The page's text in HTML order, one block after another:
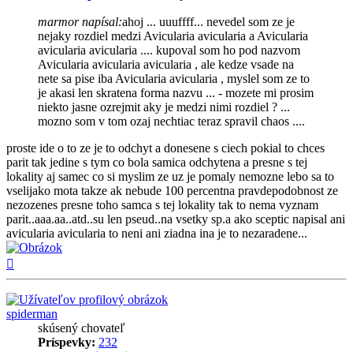
marmor napísal:ahoj ... uuuffff... nevedel som ze je
nejaky rozdiel medzi Avicularia avicularia a Avicularia
avicularia avicularia .... kupoval som ho pod nazvom
Avicularia avicularia avicularia , ale kedze vsade na
nete sa pise iba Avicularia avicularia , myslel som ze to
je akasi len skratena forma nazvu ... - mozete mi prosim
niekto jasne ozrejmit aky je medzi nimi rozdiel ? ...
mozno som v tom ozaj nechtiac teraz spravil chaos ....
proste ide o to ze je to odchyt a donesene s ciech pokial to chces
parit tak jedine s tym co bola samica odchytena a presne s tej
lokality aj samec co si myslim ze uz je pomaly nemozne lebo sa to
vselijako mota takze ak nebude 100 percentna pravdepodobnost ze
nezozenes presne toho samca s tej lokality tak to nema vyznam
parit..aaa.aa..atd..su len pseud..na vsetky sp.a ako sceptic napisal ani
avicularia avicularia to neni ani ziadna ina je to nezaradene...
spiderman
skúsený chovateľ
Príspevky: 232